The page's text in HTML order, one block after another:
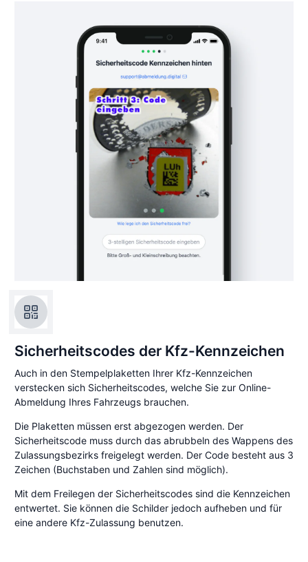
Sicherheitscodes der Kfz-Kennzeichen
Auch in den Stempelplaketten Ihrer Kfz-Kennzeichen
verstecken sich Sicherheitscodes, welche Sie zur Online-
Abmeldung Ihres Fahrzeugs brauchen.
Die Plaketten müssen erst abgezogen werden. Der
Sicherheitscode muss durch das abrubbeln des Wappens des
Zulassungsbezirks freigelegt werden. Der Code besteht aus 3
Zeichen (Buchstaben und Zahlen sind möglich).
Mit dem Freilegen der Sicherheitscodes sind die Kennzeichen
entwertet. Sie können die Schilder jedoch aufheben und für
eine andere Kfz-Zulassung benutzen.